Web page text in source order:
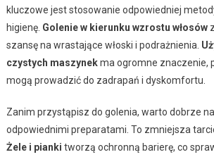
kluczowe jest stosowanie odpowiedniej
higienę. Golenie w kierunku wzrostu włosów
szansę na wrastające włoski i podrażnienia.
czystych maszynekma ogromne znaczenie,
mogą prowadzić do zadrapań i dyskomfortu.
Zanim przystąpisz do golenia, warto dobrze
odpowiednimi preparatami. To zmniejsza
Żele i pianki tworzą ochronną barierę, co